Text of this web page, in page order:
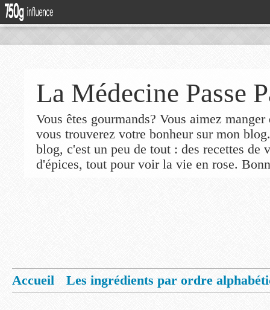
La Médecine Passe
Vous êtes gourmands? Vous aimez
vous trouverez votre bonheur sur mon
blog, c'est un peu de tout : des recettes de
d'épices, tout pour voir la vie en rose.
Accueil
Les ingrédients par ordre